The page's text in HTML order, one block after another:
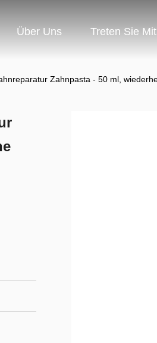
Über Uns Treten Sie
Zahnpasta - 50 ml,